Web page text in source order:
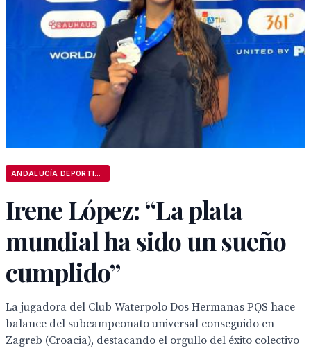
Irene López: “La plata
mundial ha sido un sueño
cumplido”
La jugadora del Club Waterpolo Dos Hermanas PQS hace
balance del subcampeonato universal conseguido en
Zagreb (Croacia), destacando el orgullo del éxito colectivo